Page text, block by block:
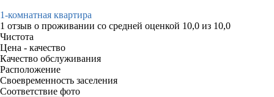
1-комнатная квартира
1 отзыв о проживании со средней оценкой 10,0 из 10,0
Чистота
Цена - качество
Качество обслуживания
Расположение
Своевременность заселения
Соответствие фото